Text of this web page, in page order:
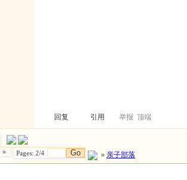
回复 引用 举报 顶端
» Pages: 2/4 Go » 亲子部落